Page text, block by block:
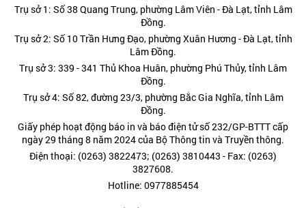
Trụ sở 1: Số 38 Quang Trung, phường Lâm Viên - Đà Lạt, tỉnh Lâm
Đồng.
Trụ sở 2: Số 10 Trần Hưng Đạo, phường Xuân Hương - Đà Lạt, tỉnh
Lâm Đồng.
Trụ sở 3: 339 - 341 Thủ Khoa Huân, phường Phú Thủy, tỉnh Lâm
Đồng.
Trụ sở 4: Số 82, đường 23/3, phường Bắc Gia Nghĩa, tỉnh Lâm
Đồng.
Giấy phép hoạt động báo in và báo điện tử số 232/GP-BTTT cấp
ngày 29 tháng 8 năm 2024 của Bộ Thông tin và Truyền thông.
Điện thoại: (0263) 3822473; (0263) 3810443 - Fax: (0263)
3827608.
Hotline: 0977885454